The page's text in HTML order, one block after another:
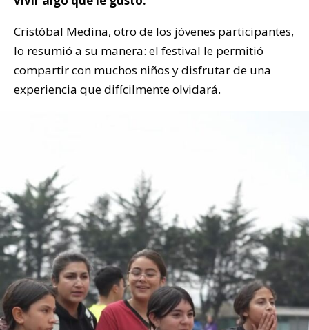
Cristóbal Medina, otro de los jóvenes participantes,
lo resumió a su manera: el festival le permitió
compartir con muchos niños y disfrutar de una
experiencia que difícilmente olvidará.